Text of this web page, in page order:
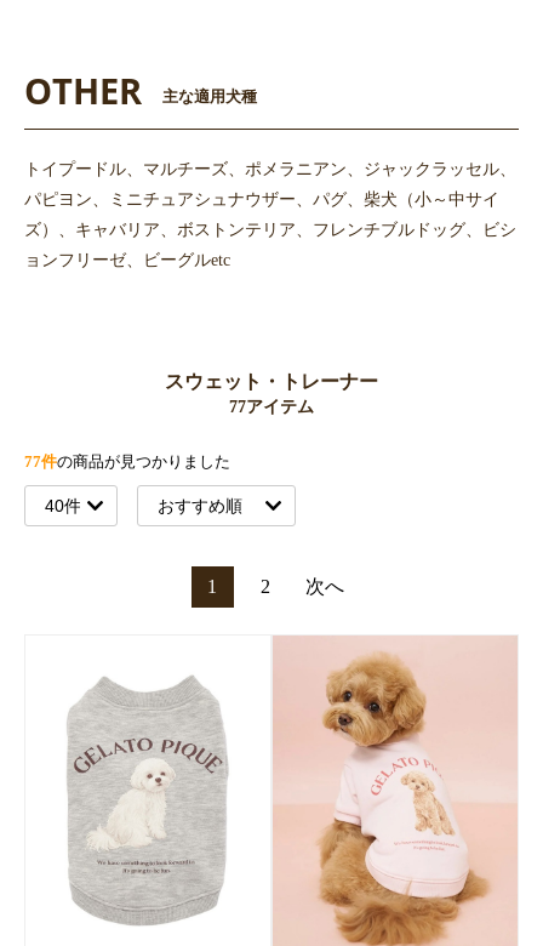
OTHER 主な適用犬種
トイプードル、マルチーズ、ポメラニアン、ジャックラッセル、
パピヨン、ミニチュアシュナウザー、パグ、柴犬（小～中サイ
ズ）、キャバリア、ボストンテリア、フレンチブルドッグ、ビシ
ョンフリーゼ、ビーグルetc
スウェット・トレーナー
77アイテム
77件の商品が見つかりました
1 2 次へ